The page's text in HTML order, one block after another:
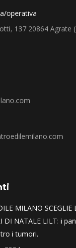
operativa
137 20864 Agrate
MILANO SCEGLIE
DI NATALE LILT: i
i tumori.